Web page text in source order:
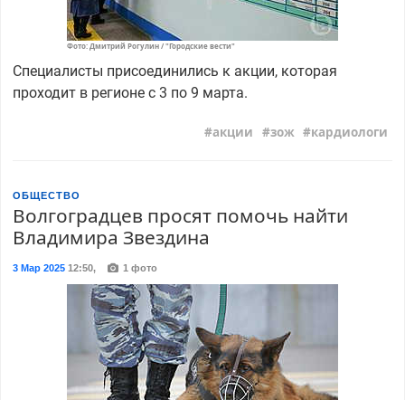
Фото: Дмитрий Рогулин / "Городские вести"
Специалисты присоединились к акции, которая
проходит в регионе с 3 по 9 марта.
акции зож кардиологи
ОБЩЕСТВО
Волгоградцев просят помочь найти
Владимира Звездина
3 Мар 202512:50, 1 фото